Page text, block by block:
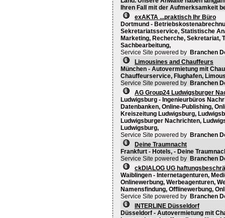
Ihren Fall mit der Aufmerksamkeit
exAKTA ...praktisch Ihr Büro
Dortmund -
Sekretariatsservice, Statistische
Marketing, Recherche, Sekretariat,
Sachbearbeitung,
Service Site powered by Branchen
Limousines and Chauffeurs
München - Autovermietung mit
Chauffeurservice, Flughafen,
Service Site powered by Branchen
AG Group24 Ludwigsburger
Ludwigsburg - Ingenieurbüros
Datenbanken, Online-Publishing,
Kreiszeitung Ludwigsburg,
Ludwigsburger Nachrichten,
Ludwigsburg,
Service Site powered by Branchen
Deine Traumnacht
Frankfurt - Hotels, - Deine
Service Site powered by Branchen
ckDIALOG UG
Waiblingen - Internetagenturen,
Onlinewerbung, Werbeagenturen,
Namensfindung, Offlinewerbung,
Service Site powered by Branchen
INTERLINE Düsseldorf
Düsseldorf - Autovermietung mit